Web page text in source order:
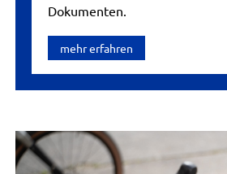
Dokumenten.
mehr erfahren